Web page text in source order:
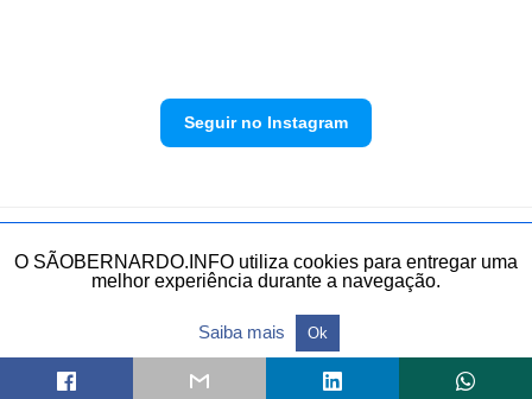
Seguir no Instagram
Política de privacidade Envie sua denúncia
O SÃOBERNARDO.INFO utiliza cookies para entregar uma
melhor experiência durante a navegação.
Saiba mais Ok